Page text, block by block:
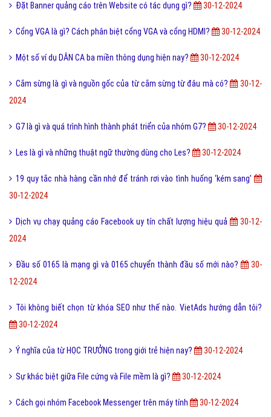
Đặt Banner quảng cáo trên Website có tác dụng gì? 30-12-2024
Cổng VGA là gì? Cách phân biệt cổng VGA và cổng HDMI? 30-12-2024
Một số ví dụ DÂN CA ba miền thông dụng hiện nay? 30-12-2024
Cắm sừng là gì và nguồn gốc của từ cắm sừng từ đâu mà có?
30-12-
2024
G7 là gì và quá trình hình thành phát triển của nhóm G7? 30-12-2024
Les là gì và những thuật ngữ thường dùng cho Les? 30-12-2024
19 quy tắc nhà hàng cần nhớ để tránh rơi vào tình huống ‘kém sang’
30-12-2024
Dịch vụ chạy quảng cáo Facebook uy tín chất lượng hiệu quả
30-12-
2024
Đầu số 0165 là mạng gì và 0165 chuyển thành đầu số mới nào?
30-
12-2024
Tôi không biết chọn từ khóa SEO như thế nào. VietAds hướng dẫn tôi?
30-12-2024
Ý nghĩa của từ HỌC TRƯỞNG trong giới trẻ hiện nay? 30-12-2024
Sự khác biệt giữa File cứng và File mềm là gì? 30-12-2024
Cách gọi nhóm Facebook Messenger trên máy tính 30-12-2024